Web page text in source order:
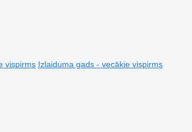
vispirms Izlaiduma gads - vecākie vispirms